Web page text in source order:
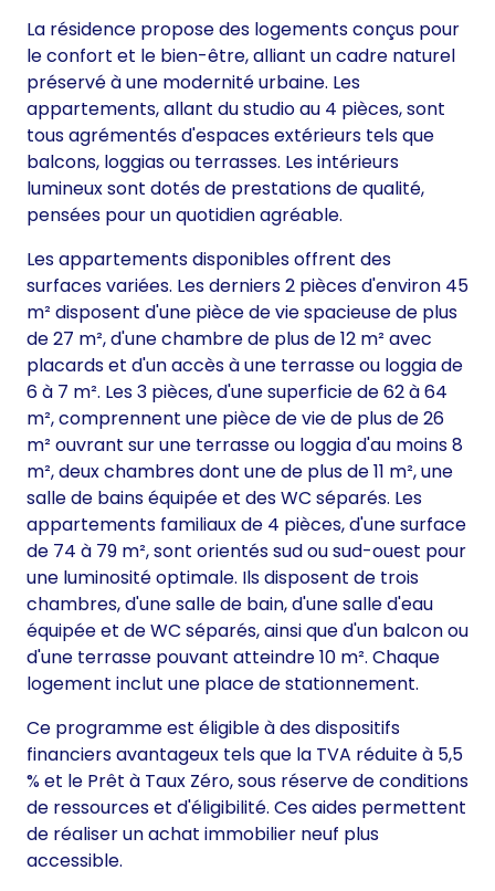
La résidence propose des logements conçus pour
le confort et le bien-être, alliant un cadre naturel
préservé à une modernité urbaine. Les
appartements, allant du studio au 4 pièces, sont
tous agrémentés d'espaces extérieurs tels que
balcons, loggias ou terrasses. Les intérieurs
lumineux sont dotés de prestations de qualité,
pensées pour un quotidien agréable.
Les appartements disponibles offrent des
surfaces variées. Les derniers 2 pièces d'environ 45
m² disposent d'une pièce de vie spacieuse de plus
de 27 m², d'une chambre de plus de 12 m² avec
placards et d'un accès à une terrasse ou loggia de
6 à 7 m². Les 3 pièces, d'une superficie de 62 à 64
m², comprennent une pièce de vie de plus de 26
m² ouvrant sur une terrasse ou loggia d'au moins 8
m², deux chambres dont une de plus de 11 m², une
salle de bains équipée et des WC séparés. Les
appartements familiaux de 4 pièces, d'une surface
de 74 à 79 m², sont orientés sud ou sud-ouest pour
une luminosité optimale. Ils disposent de trois
chambres, d'une salle de bain, d'une salle d'eau
équipée et de WC séparés, ainsi que d'un balcon ou
d'une terrasse pouvant atteindre 10 m². Chaque
logement inclut une place de stationnement.
Ce programme est éligible à des dispositifs
financiers avantageux tels que la TVA réduite à 5,5
% et le Prêt à Taux Zéro, sous réserve de conditions
de ressources et d'éligibilité. Ces aides permettent
de réaliser un achat immobilier neuf plus
accessible.